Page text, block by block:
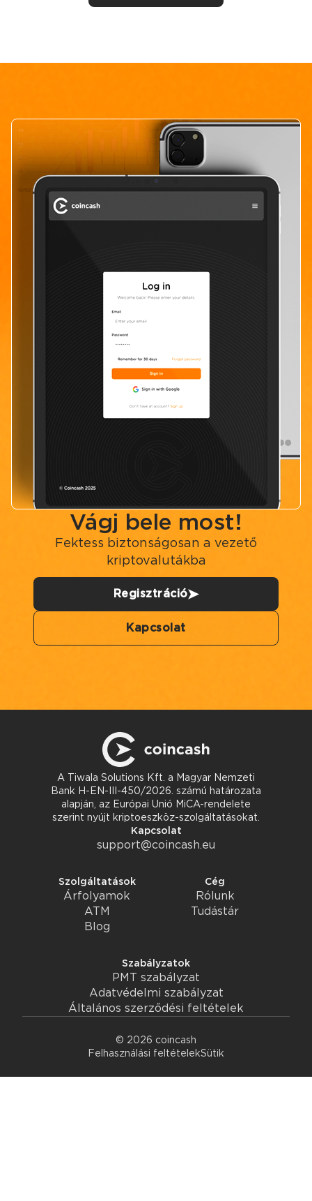
Vágj bele most!
Fektess biztonságosan a vezető
kriptovalutákba
Regisztráció
Kapcsolat
A Tiwala Solutions Kft. a Magyar Nemzeti
Bank H-EN-III-450/2026. számú határozata
alapján, az Európai Unió MiCA-rendelete
szerint nyújt kriptoeszköz-szolgáltatásokat.
Kapcsolat
support@coincash.eu
Szolgáltatások
Árfolyamok
ATM
Blog
Cég
Rólunk
Tudástár
Szabályzatok
PMT szabályzat
Adatvédelmi szabályzat
Általános szerződési feltételek
© 2026 coincash
Felhasználási feltételekSütik